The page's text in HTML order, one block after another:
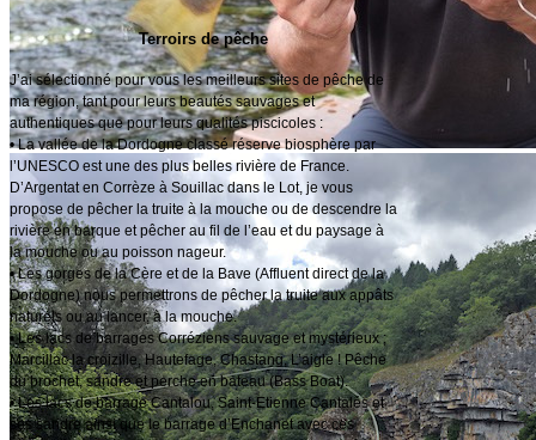
Terroirs de pêche
J’ai sélectionné pour vous les meilleurs sites de pêche de
ma région, tant pour leurs beautés sauvages et
authentiques que pour leurs qualités piscicoles :
• La vallée de la Dordogne classé réserve biosphère par
l’UNESCO est une des plus belles rivière de France.
D’Argentat en Corrèze à Souillac dans le Lot, je vous
propose de pêcher la truite à la mouche ou de descendre la
rivière en barque et pêcher au fil de l’eau et du paysage à
la mouche ou au poisson nageur.
• Les gorges de la Cère et de la Bave (Affluent direct de la
Dordogne) nous permettrons de pêcher la truite aux appâts
naturels ou au lancer, à la mouche.
• Les lacs de barrages Corréziens sauvage et mystérieux ;
Marcillac la croizille, Hautefage, Chastang, L’aigle ! Pêche
du brochet, sandre et perche en bateau (Bass Boat).
• Les lacs de barrage Cantalou, Saint-Etienne Cantalés et
ses sandre ainsi que le barrage d’Enchanet avec ces